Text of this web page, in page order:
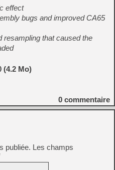
effect
bugs and improved CA65
resampling that caused the
(4.2 Mo)
0 commentaire
publiée. Les champs